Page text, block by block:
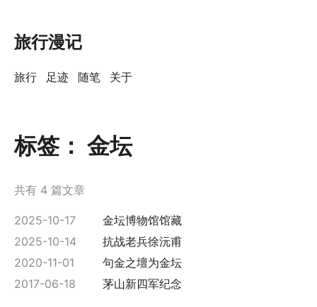
旅行漫记
旅行 足迹 随笔 关于
标签： 金坛
共有 4 篇文章
2025-10-17
金坛博物馆馆藏
2025-10-14
抗战老兵徐沅甫
2020-11-01
句金之壇为金坛
2017-06-18
茅山新四军纪念